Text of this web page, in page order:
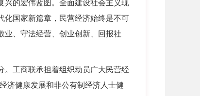
的宏伟蓝图。全面建设社会主义现
化国家新篇章，民营经济始终是不可
业、守法经营、创业创新、回报社
工商联承担着组织动员广大民营经
济健康发展和非公有制经济人士健